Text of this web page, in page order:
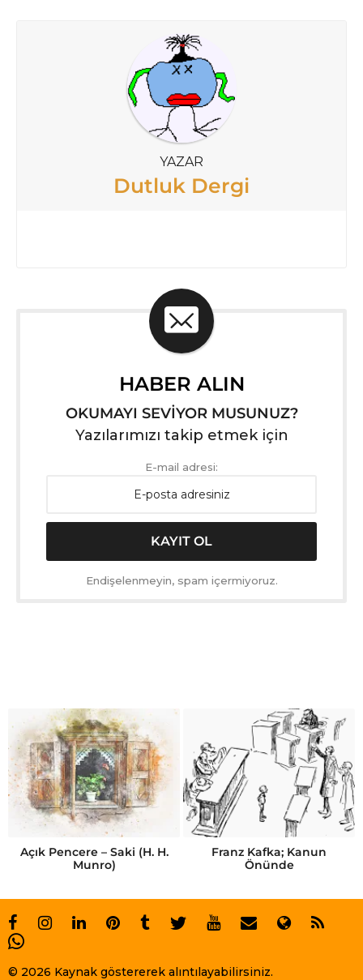
YAZAR
Dutluk Dergi
HABER ALIN
OKUMAYI SEVİYOR MUSUNUZ?
Yazılarımızı takip etmek için
E-mail adresi:
Endişelenmeyin, spam içermiyoruz.
Açık Pencere – Saki (H. H.
Munro)
Franz Kafka; Kanun
Önünde
© 2026 Kaynak göstererek alıntılayabilirsiniz.